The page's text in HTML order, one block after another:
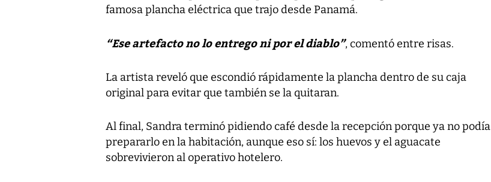
famosa plancha eléctrica que trajo desde Panamá.
“Ese artefacto no lo entrego ni por el diablo”, comentó entre risas.
La artista reveló que escondió rápidamente la plancha dentro de su caja
original para evitar que también se la quitaran.
Al final, Sandra terminó pidiendo café desde la recepción porque ya no podía
prepararlo en la habitación, aunque eso sí: los huevos y el aguacate
sobrevivieron al operativo hotelero.